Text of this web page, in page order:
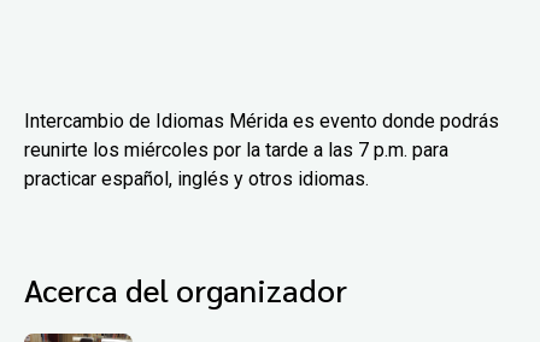
Intercambio de Idiomas Mérida es evento donde podrás
reunirte los miércoles por la tarde a las 7 p.m. para
practicar español, inglés y otros idiomas.
Acerca del organizador